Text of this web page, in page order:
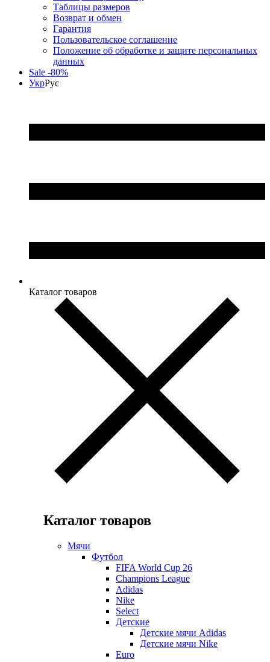
Таблицы размеров
Возврат и обмен
Гарантия
Пользовательское соглашение
Положение об обработке и защите персональных
данных
Sale -80%
УкрРус
Каталог товаров
Каталог товаров
Мячи
Футбол
FIFA World Cup 26
Champions League
Adidas
Nike
Select
Детские
Детские мячи Adidas
Детские мячи Nike
Euro